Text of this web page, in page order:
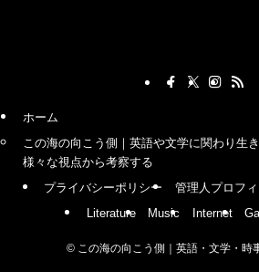
ホーム
この海の向こう側｜英語や文学に関わり生
様々な視点から考察する
プライバシーポリシー
管理人プロフ
Literature
Music Internet
©この海の向こう側｜英語・文学・時